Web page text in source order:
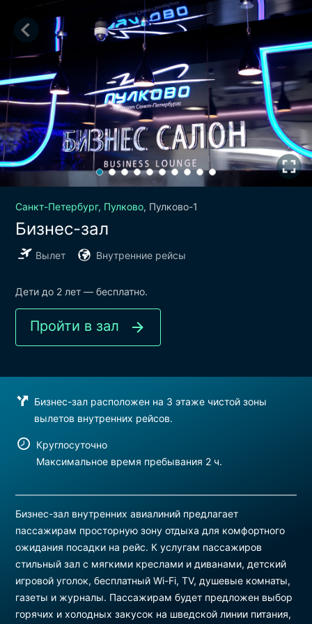
Санкт-Петербург, Пулково, Пулково-1
Бизнес-зал
Вылет Внутренние рейсы
Дети до 2 лет — бесплатно.
Пройти в зал
Бизнес-зал расположен на 3 этаже чистой зоны
вылетов внутренних рейсов.
Круглосуточно
Максимальное время пребывания 2 ч.
Бизнес-зал внутренних авиалиний предлагает
пассажирам просторную зону отдыха для комфортного
ожидания посадки на рейс. К услугам пассажиров
стильный зал с мягкими креслами и диванами, детский
игровой уголок, бесплатный Wi-Fi, TV, душевые комнаты,
газеты и журналы. Пассажирам будет предложен выбор
горячих и холодных закусок на шведской линии питания,